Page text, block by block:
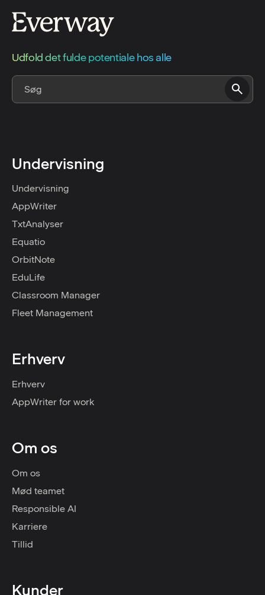
Udfold det fulde potentiale hos alle
Undervisning
Undervisning
AppWriter
TxtAnalyser
Equatio
OrbitNote
EduLife
Classroom Manager
Fleet Management
Erhverv
Erhverv
AppWriter for work
Om os
Om os
Mød teamet
Responsible AI
Karriere
Tillid
Kunder